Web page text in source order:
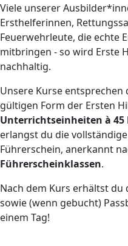
Viele unserer
Ersthelferinnen,
Feuerwehrleute, die echte
mitbringen - so wird Erste
nachhaltig.
Unsere Kurse
gültigen Form der Ersten
Unterrichtseinheiten à
erlangst du die
Führerschein, anerkannt
Führerscheinklassen.
Nach dem Kurs erhältst du
sowie (wenn gebucht)
einem Tag!